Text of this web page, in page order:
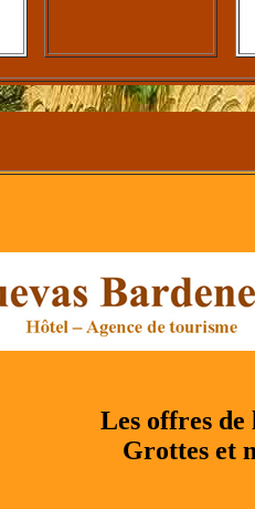
Les offres de
Grottes et